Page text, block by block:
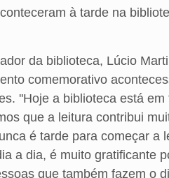
à tarde na
da biblioteca, Lúcio
comemorativo
''Hoje a biblioteca está
que a leitura contribui
é tarde para começar a
a dia, é muito gratificante
que também fazem o